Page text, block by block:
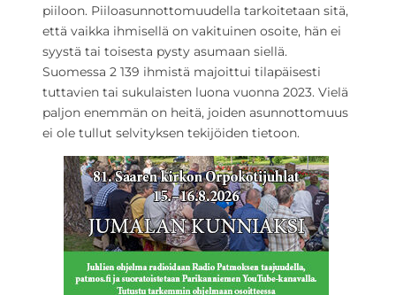
piiloon. Piiloasunnottomuudella tarkoitetaan sitä,
että vaikka ihmisellä on vakituinen osoite, hän ei
syystä tai toisesta pysty asumaan siellä.
Suomessa 2 139 ihmistä majoittui tilapäisesti
tuttavien tai sukulaisten luona vuonna 2023. Vielä
paljon enemmän on heitä, joiden asunnottomuus
ei ole tullut selvityksen tekijöiden tietoon.